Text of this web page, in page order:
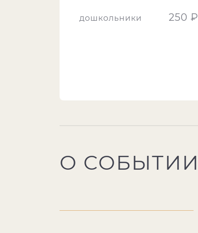
дошкольники 250 ₽
О СОБЫТИИ